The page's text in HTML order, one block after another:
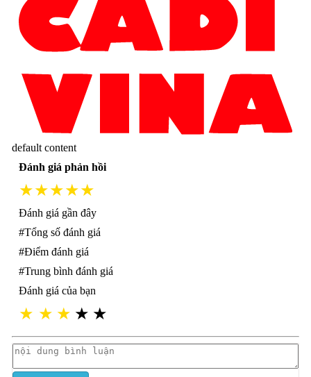
default content
Đánh giá phản hồi
★★★★★
Đánh giá gần đây
#Tổng số đánh giá
#Điểm đánh giá
#Trung bình đánh giá
Đánh giá của bạn
★ ★ ★ ★ ★